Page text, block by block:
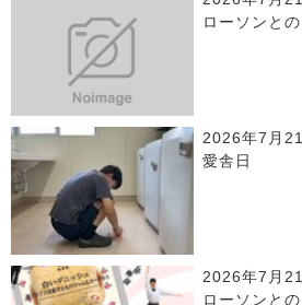
ローソンと
2026年7月
愛舎日
2026年7月
ローソンと